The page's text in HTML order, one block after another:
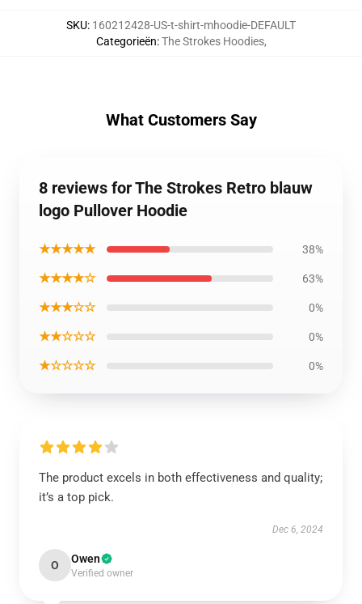
SKU: 160212428-US-t-shirt-mhoodie-DEFAULT
Categorieën:The Strokes Hoodies,
What Customers Say
8 reviews for The Strokes Retro blauw
logo Pullover Hoodie
★★★★★ 38%
★★★★☆ 63%
★★★☆☆ 0%
★★☆☆☆ 0%
★☆☆☆☆ 0%
The product excels in both effectiveness and quality;
it’s a top pick.
Dec 6, 2024
O Owen
Verified owner